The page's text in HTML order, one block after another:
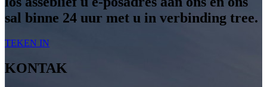
sal binne 24 uur met u in verbinding tree.
TEKEN IN
KONTAK